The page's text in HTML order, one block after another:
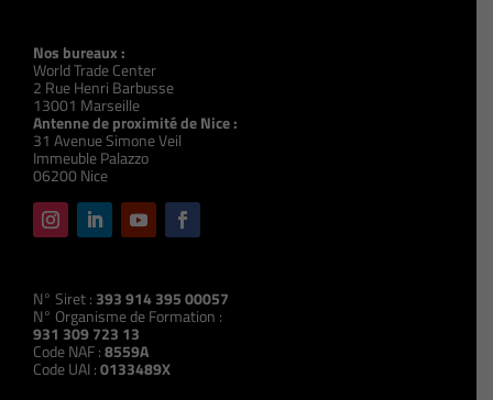
Nos bureaux :
World Trade Center
2 Rue Henri Barbusse
13001 Marseille
Antenne de proximité de Nice :
31 Avenue Simone Veil
Immeuble Palazzo
06200 Nice
N° Siret : 393 914 395 00057
N° Organisme de Formation :
931 309 723 13
Code NAF :8559A
Code UAI :0133489X